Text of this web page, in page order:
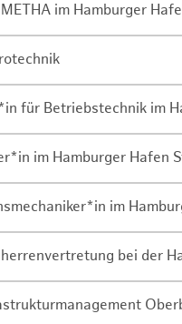
im Hamburger
für Betriebstechnik im
im Hamburger Hafen
im
bei der